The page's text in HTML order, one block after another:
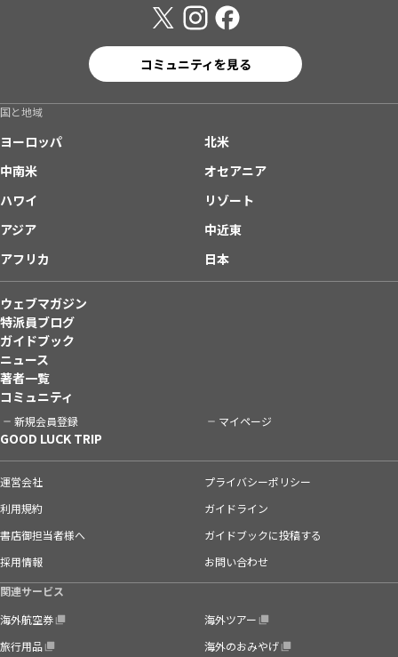
コミュニティを見る
国と地域
ヨーロッパ
北米
中南米
オセアニア
ハワイ
リゾート
アジア
中近東
アフリカ
日本
ウェブマガジン
特派員ブログ
ガイドブック
ニュース
著者一覧
コミュニティ
新規会員登録 マイページ
GOOD LUCK TRIP
運営会社
プライバシーポリシー
利用規約
ガイドライン
書店御担当者様へ
ガイドブックに投稿する
採用情報
お問い合わせ
関連サービス
海外航空券
海外ツアー
旅行用品
海外のおみやげ